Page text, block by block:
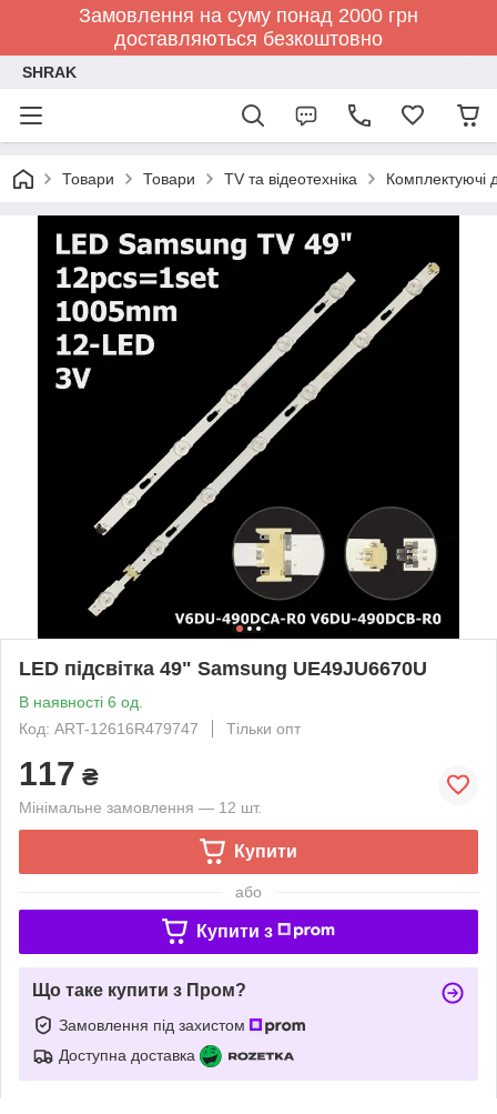
Замовлення на суму понад 2000 грн
доставляються безкоштовно
SHRAK
Товари Товари TV та відеотехніка Комплектуючі
LED підсвітка 49" Samsung UE49JU6670U
В наявності 6 од.
Код: ART-12616R479747
Тільки опт
117 ₴
Мінімальне замовлення — 12 шт.
Купити
або
Купити з
Що таке купити з Пром?
Замовлення під захистом
Доступна доставка